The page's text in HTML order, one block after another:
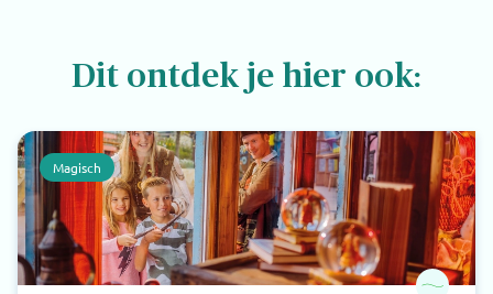
Dit ontdek je hier ook:
Magisch